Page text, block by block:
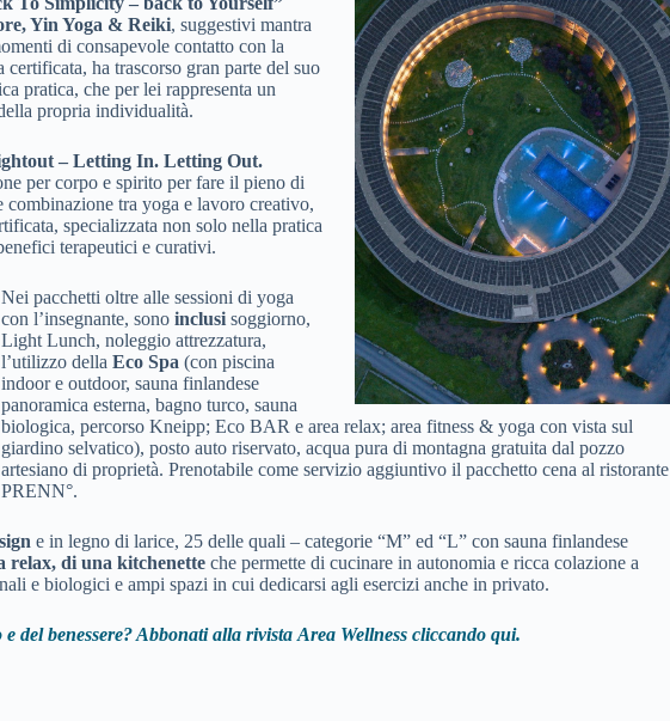
Yin Yoga & Reiki, suggestivi mantra
di consapevole contatto con la
ha trascorso gran parte del suo
pratica, che per lei rappresenta un
propria individualità.
– Letting In. Letting Out.
per corpo e spirito per fare il pieno di
tra yoga e lavoro creativo,
specializzata non solo nella pratica
terapeutici e curativi.
Nei pacchetti oltre alle sessioni di yoga
con l’insegnante, sono inclusi soggiorno,
Light Lunch, noleggio attrezzatura,
l’utilizzo della Eco Spa (con piscina
indoor e outdoor, sauna finlandese
panoramica esterna, bagno turco, sauna
biologica, percorso Kneipp; Eco BAR e area relax; area fitness & yoga con vista sul
giardino selvatico), posto auto riservato, acqua pura di montagna gratuita dal pozzo
artesiano di proprietà. Prenotabile come servizio aggiuntivo il pacchetto cena al ristorante
PRENN°.
e in legno di larice, 25 delle quali – categorie “M” ed “L” con sauna finlandese
relax, di una kitchenette che permette di cucinare in autonomia e ricca colazione a
e biologici e ampi spazi in cui dedicarsi agli esercizi anche in privato.
del benessere? Abbonati alla rivista Area Wellness cliccando qui.